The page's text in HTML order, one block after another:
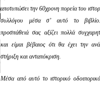
αποτυπώσει την 60χρονη πορεία του
συλλόγου μέσα σ’ αυτό το
προσπάθειά σας αξίζει πολλά
και είμαι βέβαιος ότι θα έχει την
στήριξη και ανταπόκριση.
Μέσα από αυτό το ιστορικό